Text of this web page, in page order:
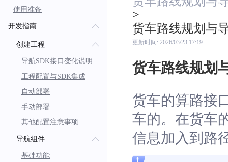
使用准备
开发指南
创建工程
导航SDK接口变化说明
工程配置与SDK集成
自动部署
手动部署
其他配置注意事项
导航组件
基础功能
>
货车路线规划与
更新时间: 2026/03/23 17:19
货车路线规划
货车的算路接
车的。在货车
信息加入到路